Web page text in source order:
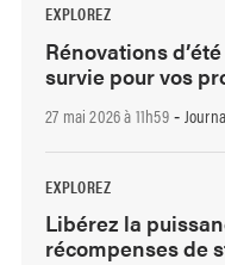
EXPLOREZ
Rénovations
survie pour vos
27 mai 2026 à 11h59-
EXPLOREZ
Libérez la
récompenses de